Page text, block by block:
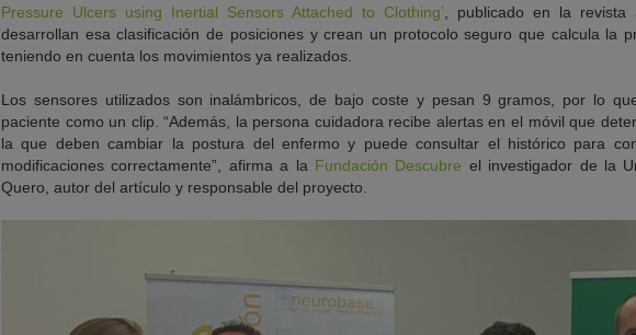
Pressure Ulcers using Inertial Sensors Attached to Clothing’ , publicado en la revista
desarrollan esa clasificación de posiciones y crean un protocolo seguro que calcula la
teniendo en cuenta los movimientos ya realizados.
Los sensores utilizados son inalámbricos, de bajo coste y pesan 9 gramos, por lo
paciente como un clip. “Además, la persona cuidadora recibe alertas en el móvil que
la que deben cambiar la postura del enfermo y puede consultar el histórico para
modificaciones correctamente”, afirma a la Fundación Descubre el investigador de la
Quero, autor del artículo y responsable del proyecto.